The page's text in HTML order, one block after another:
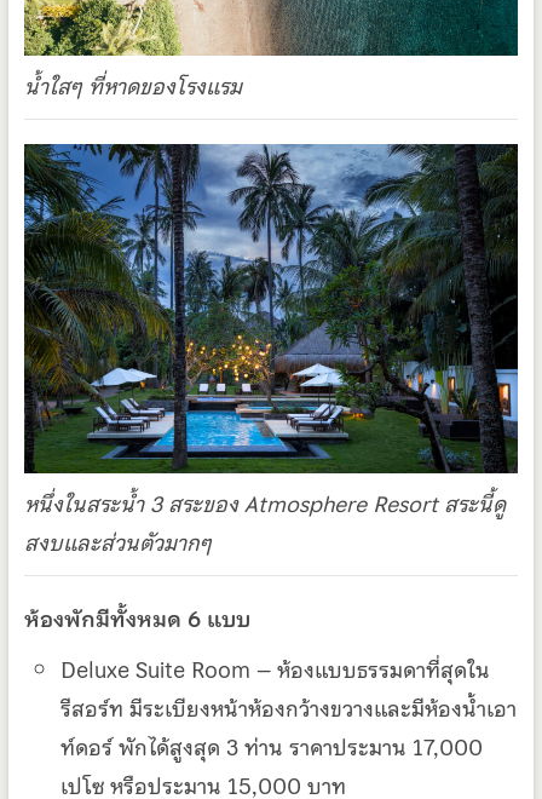
น้ำใสๆ ที่หาดของโรงแรม
หนึ่งในสระน้ำ 3 สระของ Atmosphere Resort สระนี้ดู
สงบและส่วนตัวมากๆ
ห้องพักมีทั้งหมด 6 แบบ
Deluxe Suite Room – ห้องแบบธรรมดาที่สุดใน
รีสอร์ท มีระเบียงหน้าห้องกว้างขวางและมีห้องน้ำเอา
ท์ดอร์ พักได้สูงสุด 3 ท่าน ราคาประมาน 17,000
เปโซ หรือประมาน 15,000 บาท